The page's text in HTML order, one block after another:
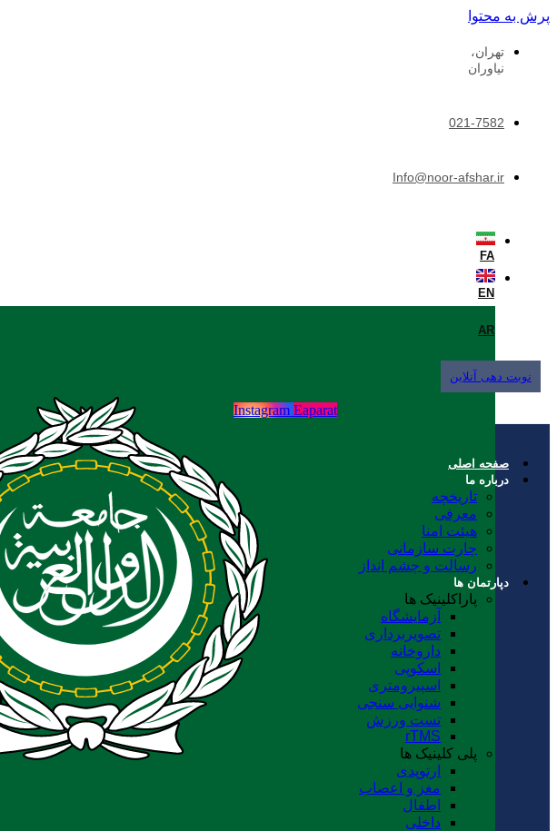
پرش به محتوا
تهران،
نیاوران
021-7582
Info@noor-afshar.ir
FA
EN
AR
نوبت دهی آنلاین
Instagram Eaparat
صفحه اصلی
درباره ما
تاریخچه
معرفی
هیئت امنا
چارت سازمانی
رسالت و چشم انداز
دپارتمان ها
پاراکلینیک ها
آزمایشگاه
تصویربرداری
داروخانه
اسکوپی
اسپیرومتری
شنوایی سنجی
تست ورزش
rTMS
پلی کلینیک ها
ارتوپدی
مغز و اعصاب
اطفال
داخلی